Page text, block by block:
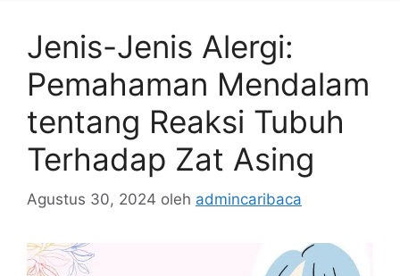
Jenis-Jenis Alergi:
Pemahaman Mendalam
tentang Reaksi Tubuh
Terhadap Zat Asing
Agustus 30, 2024 oleh admincaribaca